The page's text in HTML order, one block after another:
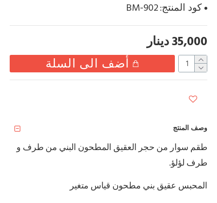
35,000 دينار
كود المنتج:BM-902
أضف الى السلة
وصف المنتج
طقم سوار من حجر العقيق المطحون البني من طرف و
طرف لؤلؤ.
المحبس عقيق بني مطحون قياس متغير